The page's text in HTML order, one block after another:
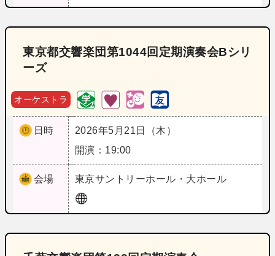
東京都交響楽団第1044回定期演奏会Bシリ
ーズ
オーケストラ
日時
2026年5月21日（木）
開演：19:00
会場 東京サントリーホール・大ホール